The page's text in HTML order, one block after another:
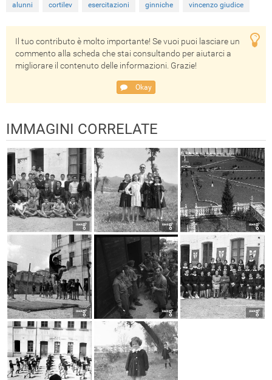
alunni cortilev esercitazioni ginniche vincenzo giudice
Il tuo contributo è molto importante! Se vuoi puoi lasciare un
commento alla scheda che stai consultando per aiutarci a
migliorare il contenuto delle informazioni. Grazie!
Okay
IMMAGINI CORRELATE